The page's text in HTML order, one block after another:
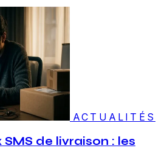
ACTUALITÉS
de livraison : les